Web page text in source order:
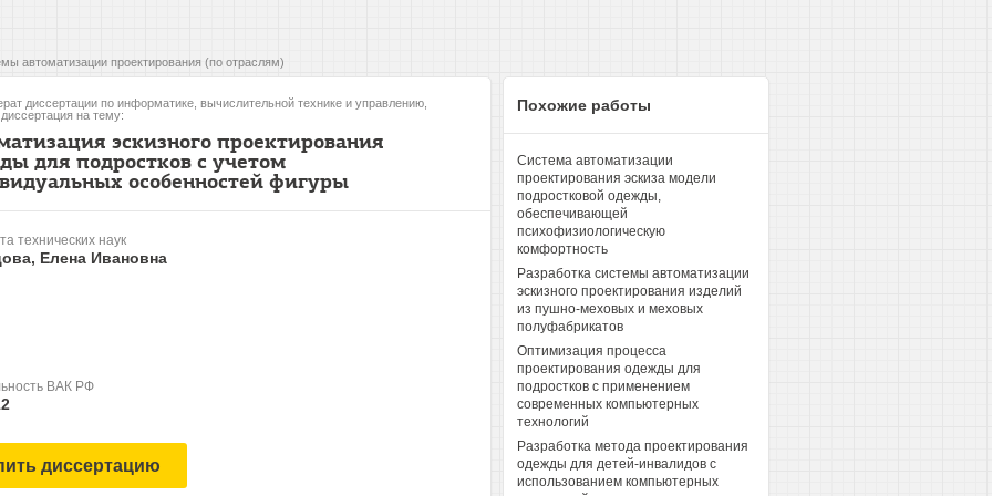
автоматизации проектирования (по отраслям)
диссертации по информатике, вычислительной технике и управлению,
на тему:
эскизного проектирования
для подростков с учетом
особенностей фигуры
технических наук
Елена Ивановна
ВАК РФ
диссертацию
Похожие работы
Система автоматизации
проектирования эскиза модели
подростковой одежды,
обеспечивающей
психофизиологическую
комфортность
Разработка системы автоматизации
эскизного проектирования изделий
из пушно-меховых и меховых
полуфабрикатов
Оптимизация процесса
проектирования одежды для
подростков с применением
современных компьютерных
технологий
Разработка метода проектирования
одежды для детей-инвалидов с
использованием компьютерных